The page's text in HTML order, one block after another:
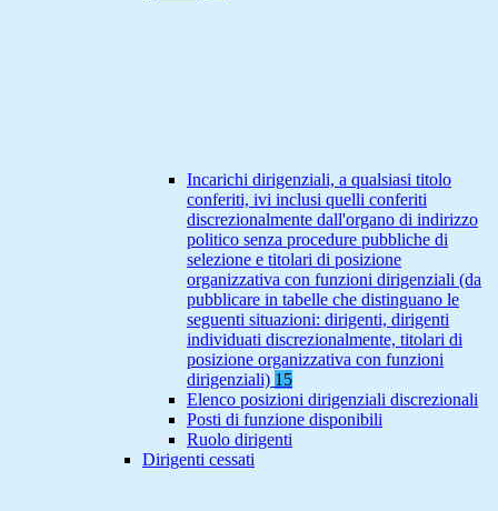
Incarichi dirigenziali, a qualsiasi titolo
conferiti, ivi inclusi quelli conferiti
discrezionalmente dall'organo di indirizzo
politico senza procedure pubbliche di
selezione e titolari di posizione
organizzativa con funzioni dirigenziali (da
pubblicare in tabelle che distinguano le
seguenti situazioni: dirigenti, dirigenti
individuati discrezionalmente, titolari di
posizione organizzativa con funzioni
dirigenziali) 15
Elenco posizioni dirigenziali discrezionali
Posti di funzione disponibili
Ruolo dirigenti
Dirigenti cessati